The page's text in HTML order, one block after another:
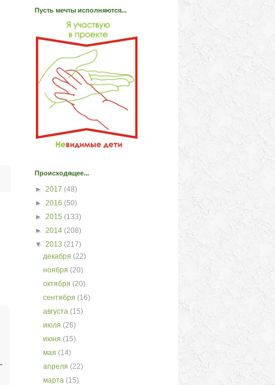
Пусть мечты исполняются...
Происходящее...
► 2017 (48)
► 2016 (50)
► 2015 (133)
► 2014 (208)
▼ 2013 (217)
декабря(22)
ноября(20)
октября(20)
сентября(16)
августа(15)
июля(26)
июня(15)
мая(14)
апреля(22)
марта(15)